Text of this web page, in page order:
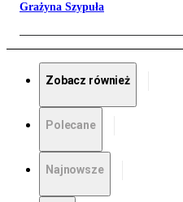
Grażyna Szypuła
Zobacz również
Polecane
Najnowsze